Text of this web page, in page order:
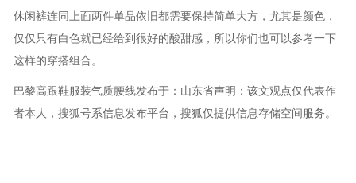
休闲裤连同上面两件单品依旧都需要保持简单大方，尤其是颜色，
仅仅只有白色就已经给到很好的酸甜感，所以你们也可以参考一下
这样的穿搭组合。
巴黎高跟鞋服装气质腰线发布于：山东省声明：该文观点仅代表作
者本人，搜狐号系信息发布平台，搜狐仅提供信息存储空间服务。